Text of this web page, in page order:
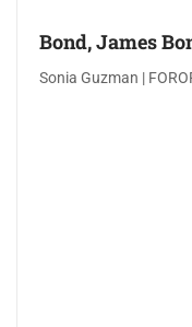
Bond, James
Sonia Guzman |